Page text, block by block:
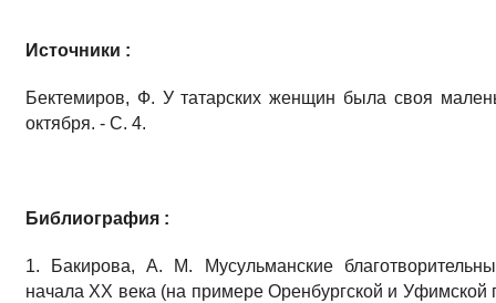
Источники :
Бектемиров, Ф. У татарских женщин была своя
октября. - С. 4.
Библиография :
1. Бакирова, А. М. Мусульманские
начала XX века (на примере Оренбургской и Уфимской